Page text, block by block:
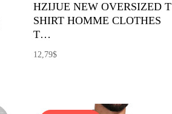
HZIJUE NEW OVERSIZED T
SHIRT HOMME CLOTHES
T…
12,79$